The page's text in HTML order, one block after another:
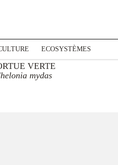
ECOSYSTÈMES
VERTE
mydas